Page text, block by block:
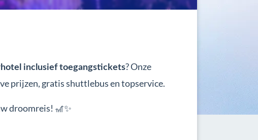
inclusief toegangstickets? Onze
prijzen, gratis shuttlebus en topservice.
droomreis! 🎢✨